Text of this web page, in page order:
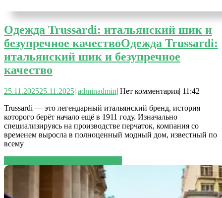
Одежда Trussardi: итальянский шик и
безупречное качествоОдежда Trussardi:
итальянский шик и безупречное
качество
25.11.202525.11.2025| adminadmin| Нет комментария| 11:42
Trussardi — это легендарный итальянский бренд, история
которого берёт начало ещё в 1911 году. Изначально
специализируясь на производстве перчаток, компания со
временем выросла в полноценный модный дом, известный по
всему